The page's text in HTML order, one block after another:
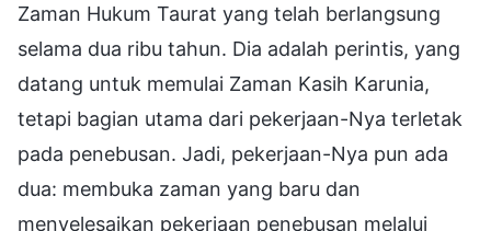
Zaman Hukum Taurat yang telah berlangsung
selama dua ribu tahun. Dia adalah perintis, yang
datang untuk memulai Zaman Kasih Karunia,
tetapi bagian utama dari pekerjaan-Nya terletak
pada penebusan. Jadi, pekerjaan-Nya pun ada
dua: membuka zaman yang baru dan
menyelesaikan pekerjaan penebusan melalui